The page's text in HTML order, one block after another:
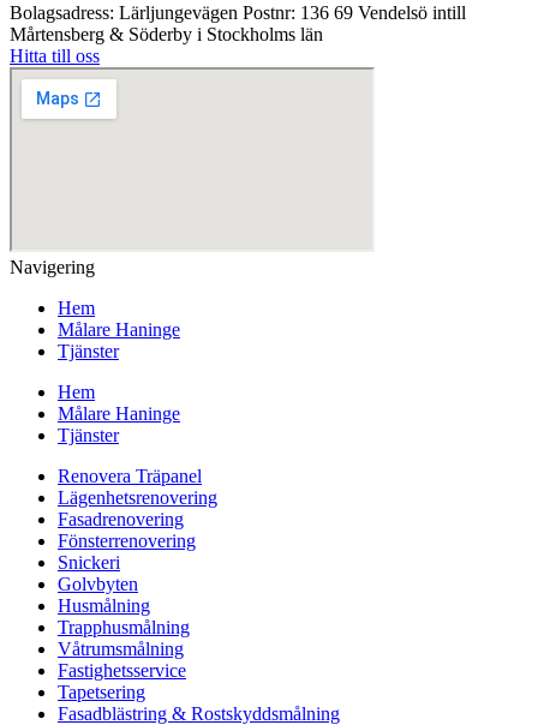
Bolagsadress: Lärljungevägen Postnr: 136 69 Vendelsö intill
Mårtensberg & Söderby i Stockholms län
Hitta till oss
Navigering
Hem
Målare Haninge
Tjänster
Hem
Målare Haninge
Tjänster
Renovera Träpanel
Lägenhetsrenovering
Fasadrenovering
Fönsterrenovering
Snickeri
Golvbyten
Husmålning
Trapphusmålning
Våtrumsmålning
Fastighetsservice
Tapetsering
Fasadblästring & Rostskyddsmålning